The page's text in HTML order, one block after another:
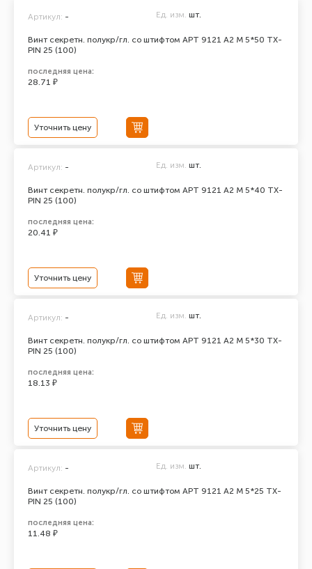
Винт секретн. полукр/гл. со штифтом АРТ 9121 А2 M 5*50 TX-
PIN 25 (100)
Артикул: - Ед. изм. шт.
последняя цена:
28.71 ₽
Уточнить цену
Винт секретн. полукр/гл. со штифтом АРТ 9121 А2 M 5*40 TX-
PIN 25 (100)
Артикул: - Ед. изм. шт.
последняя цена:
20.41 ₽
Уточнить цену
Винт секретн. полукр/гл. со штифтом АРТ 9121 А2 M 5*30 TX-
PIN 25 (100)
Артикул: - Ед. изм. шт.
последняя цена:
18.13 ₽
Уточнить цену
Винт секретн. полукр/гл. со штифтом АРТ 9121 А2 M 5*25 TX-
PIN 25 (100)
Артикул: - Ед. изм. шт.
последняя цена:
11.48 ₽